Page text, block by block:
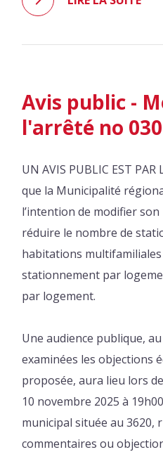
Avis public -
l'arrêté no
UN AVIS PUBLIC EST PAR
que la Municipalité
l’intention de modifier
réduire le nombre de
habitations multifamiliales
stationnement par
par logement.
Une audience publique,
examinées les objections
proposée, aura lieu lors
10 novembre 2025 à
municipal située au 3620,
commentaires ou